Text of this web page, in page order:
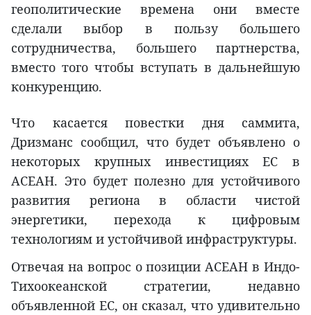
геополитические времена они вместе
сделали выбор в пользу большего
сотрудничества, большего партнерства,
вместо того чтобы вступать в дальнейшую
конкуренцию.
Что касается повестки дня саммита,
Дризманс сообщил, что будет объявлено о
некоторых крупных инвестициях ЕС в
АСЕАН. Это будет полезно для устойчивого
развития региона в области чистой
энергетики, перехода к цифровым
технологиям и устойчивой инфраструктуры.
Отвечая на вопрос о позиции АСЕАН в Индо-
Тихоокеанской стратегии, недавно
объявленной ЕС, он сказал, что удивительно